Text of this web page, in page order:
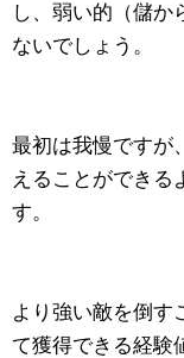
し、弱い的（儲か
ないでしょう。
最初は我慢ですが
えることができる
す。
より強い敵を倒す
て獲得できる経験